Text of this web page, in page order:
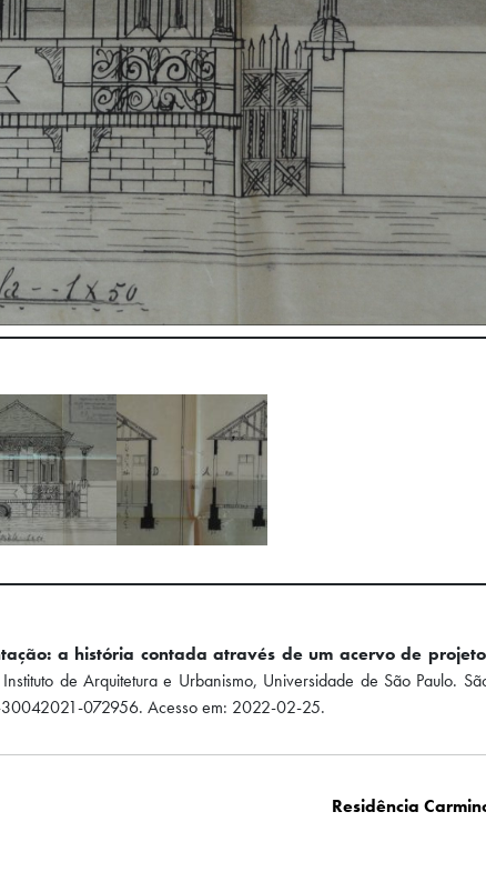
a história contada através de um acervo de
de Arquitetura e Urbanismo, Universidade de São Paulo.
072956. Acesso em: 2022-02-25.
Residência